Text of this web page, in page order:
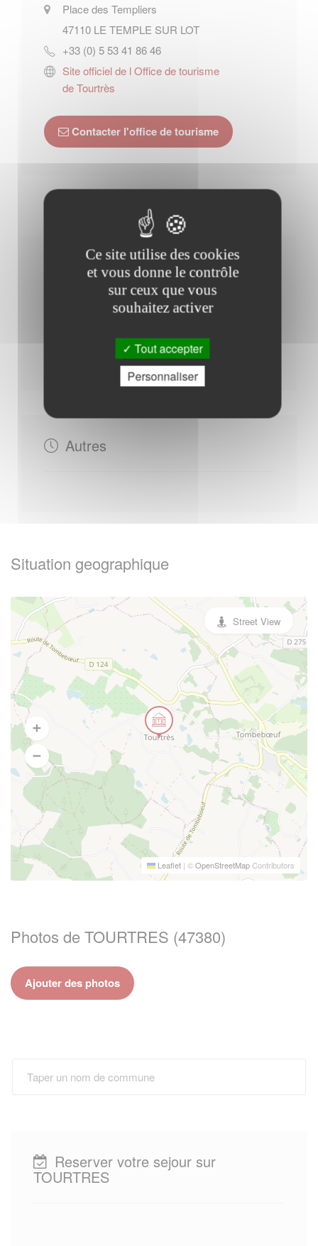
Place des Templiers
47110 LE TEMPLE SUR LOT
+33 (0) 5 53 41 86 46
Site officiel de l Office de tourisme
de Tourtrès
Contacter l'office de tourisme
Horaires Mairie
Mardi : - 13h30 à 17h30
Jeudi : - 13h30 à 17h30
Autres
Situation geographique
Leaflet | ©OpenStreetMapContributors
Street View
Photos de TOURTRES (47380)
Ajouter des photos
Reserver votre sejour sur
TOURTRES
Ce site utilise des cookies
et vous donne le contrôle
sur ceux que vous
souhaitez activer
Tout accepter
Personnaliser